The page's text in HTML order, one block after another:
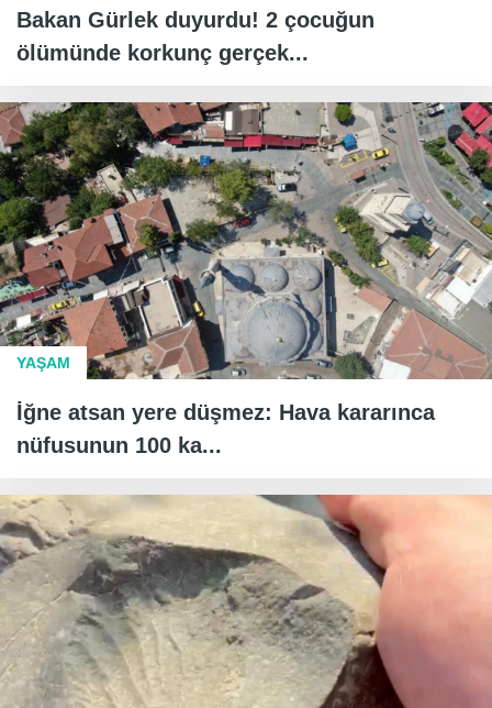
Bakan Gürlek duyurdu! 2 çocuğun
ölümünde korkunç gerçek...
YAŞAM
İğne atsan yere düşmez: Hava kararınca
nüfusunun 100 ka...